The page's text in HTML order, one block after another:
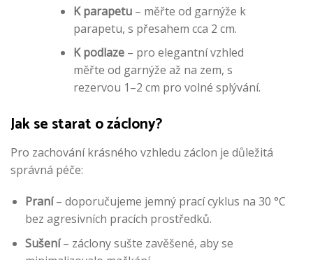
K parapetu– měřte od garnýže k
parapetu, s přesahem cca 2 cm.
K podlaze– pro elegantní vzhled
měřte od garnýže až na zem, s
rezervou 1–2 cm pro volné splývání.
Jak se starat o záclony?
Pro zachování krásného vzhledu záclon je důležitá
správná péče:
Praní– doporučujeme jemný prací cyklus na 30 °C
bez agresivních pracích prostředků.
Sušení– záclony sušte zavěšené, aby se